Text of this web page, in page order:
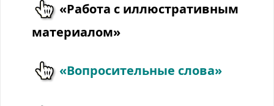
«Работа с иллюстративным
материалом»
«Вопросительные слова»